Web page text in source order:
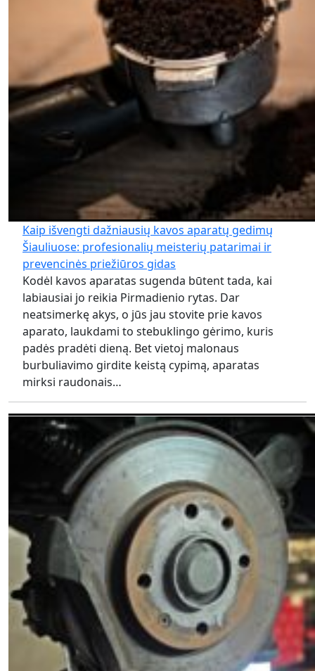
Kaip išvengti dažniausių kavos aparatų gedimų
Šiauliuose: profesionalių meisterių patarimai ir
prevencinės priežiūros gidas
Kodėl kavos aparatas sugenda būtent tada, kai
labiausiai jo reikia Pirmadienio rytas. Dar
neatsimerkę akys, o jūs jau stovite prie kavos
aparato, laukdami to stebuklingo gėrimo, kuris
padės pradėti dieną. Bet vietoj malonaus
burbuliavimo girdite keistą cypimą, aparatas
mirksi raudonais…